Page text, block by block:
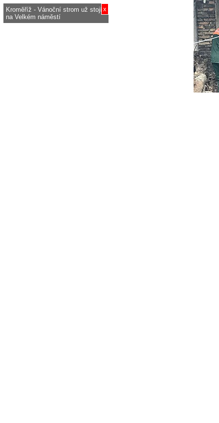
x
Kroměříž - Vánoční strom už stojí
na Velkém náměstí